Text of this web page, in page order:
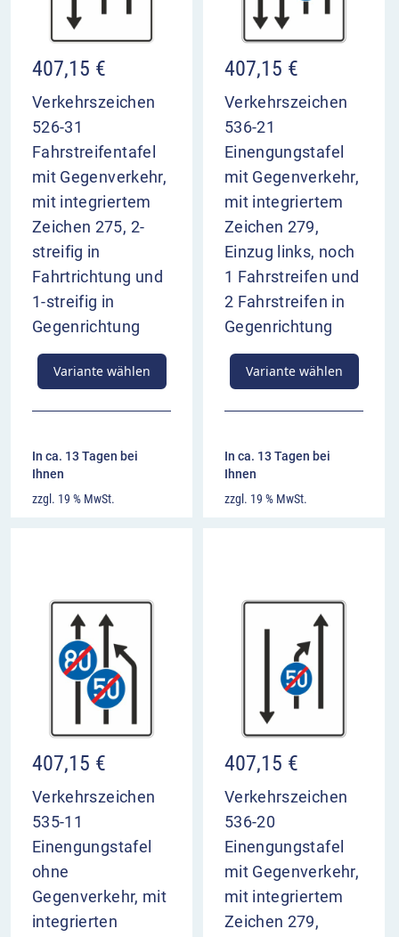
407,15 €
Verkehrszeichen
526-31
Fahrstreifentafel
mit Gegenverkehr,
mit integriertem
Zeichen 275, 2-
streifig in
Fahrtrichtung und
1-streifig in
Gegenrichtung
Variante wählen
In ca. 13 Tagen bei
Ihnen
zzgl. 19 % MwSt.
407,15 €
Verkehrszeichen
536-21
Einengungstafel
mit Gegenverkehr,
mit integriertem
Zeichen 279,
Einzug links, noch
1 Fahrstreifen und
2 Fahrstreifen in
Gegenrichtung
Variante wählen
In ca. 13 Tagen bei
Ihnen
zzgl. 19 % MwSt.
407,15 €
Verkehrszeichen
535-11
Einengungstafel
ohne
Gegenverkehr, mit
integrierten
407,15 €
Verkehrszeichen
536-20
Einengungstafel
mit Gegenverkehr,
mit integriertem
Zeichen 279,